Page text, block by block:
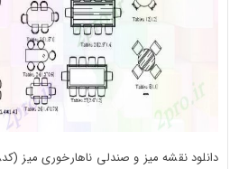
دانلود نقشه میز و صندلی ناهارخوری میز (کد92718)